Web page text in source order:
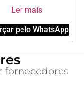
Ler mais
pelo WhatsApp
fornecedores